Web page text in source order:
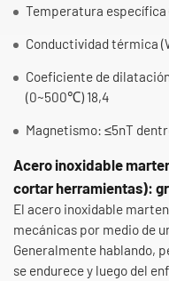
Temperatura específica
Conductividad térmica
Coeficiente de
(0~500℃) 18,4
Magnetismo: ≤5nT
Acero inoxidable
cortar herramientas):
El acero inoxidable
mecánicas por medio de
Generalmente hablando,
se endurece y luego del